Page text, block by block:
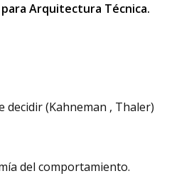
Arquitectura Técnica.
decidir (Kahneman , Thaler)
del comportamiento.